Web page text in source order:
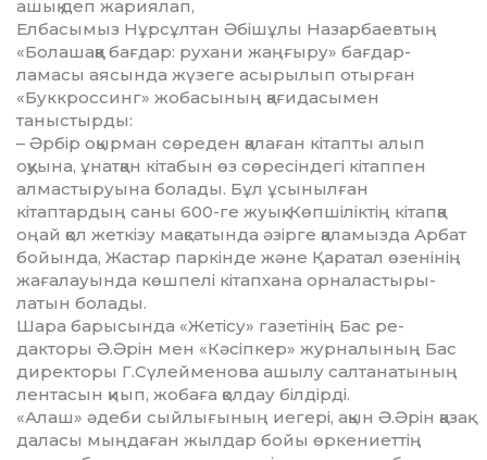
ашық деп жариялап,
Елбасымыз Нұрсұлтан Әбішұлы Назарбаевтың
«Бо­­ла­­шақ­қа бағдар: рухани жаң­ғыру» бағ­дар­­
ламасы аясында жүзеге асырылып отыр­ған
«Буккроссинг» жоба­сының қағидасымен
таныстырды:
– Әрбір оқырман сөреден қалаған кітап­ты алып
оқуына, ұнатқан кітабын өз сөре­сін­дегі кітаппен
алмастыруына болады. Бұл ұсы­нылған
кітаптардың саны 600-ге жуық. Көп­шіліктің кітапқа
оңай қол жеткізу мақ­са­тында әзірге қаламызда Арбат
бойында, Жас­тар паркінде және Қа­ратал өзенінің
жа­ғалауында көшпелі кітапхана орналасты­ры­
латын болады.
Шара барысында «Жетісу» газетінің Бас ре­
дакторы Ә.Әрін мен «Кәсіпкер» жур­на­лының Бас
директоры Г.Сүлейменова ашылу салтанатының
лентасын қиып, жобаға қол­дау білдірді.
«Алаш» әдеби сыйлығының иегері, ақын Ә.Әрін қазақ
даласы мыңдаған жылдар бойы өркениеттің